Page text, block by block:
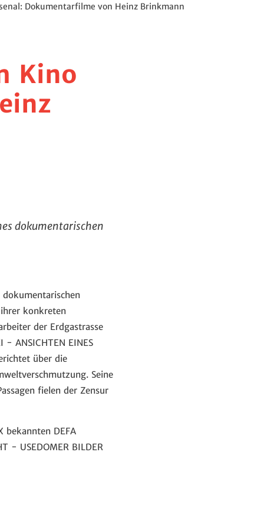
Dokumentarfilme von Heinz Brinkmann
Kino
dokumentarischen
konkreten
der Erdgastrasse
- ANSICHTEN EINES
über die
Seine
fielen der Zensur
bekannten DEFA
- USEDOMER BILDER